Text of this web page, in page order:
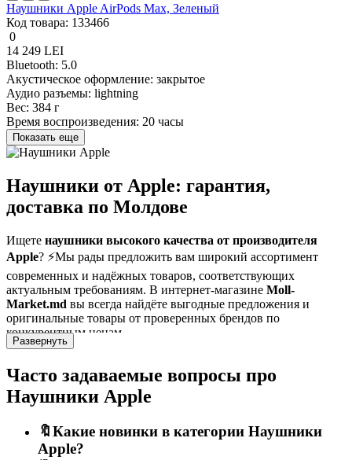
Наушники Apple AirPods Max, Зеленый
Код товара: 133466
0
14 249 LEI
Bluetooth: 5.0
Акустическое оформление: закрытое
Аудио разъемы: lightning
Вес: 384 г
Время воспроизведения: 20 часы
Показать еще
Наушники от Apple: гарантия,
доставка по Молдове
Ищете наушники высокого качества от производителя
Apple? ⚡Мы рады предложить вам широкий ассортимент
современных и надёжных товаров, соответствующих
актуальным требованиям. В интернет-магазине Moll-
Market.md вы всегда найдёте выгодные предложения и
оригинальные товары от проверенных брендов по
конкурентным ценам.
стандарты качества и инновации.Наушникииз нашего
ассортимента тщательно отобраны, чтобы обеспечить
эффективное, безопасное и долговечное использование.
профессионального применения — у нас есть подходящие
решения.
Развернуть
Часто задаваемые вопросы про
Наушники Apple
🔖Какие новинки в категории Наушники
Apple?